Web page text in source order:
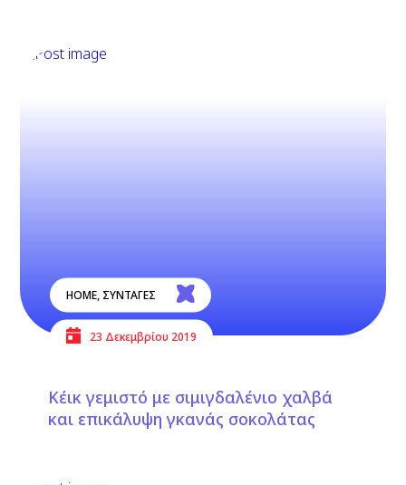
HOME, ΣΥΝΤΑΓΕΣ
23 Δεκεμβρίου 2019
Κέικ γεμιστό με σιμιγδαλένιο χαλβά
και επικάλυψη γκανάς σοκολάτας